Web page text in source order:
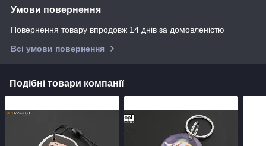
Умови повернення
Повернення товару впродовж 14 днів за домовленістю
Всі умови повернення
Подібні товари компанії